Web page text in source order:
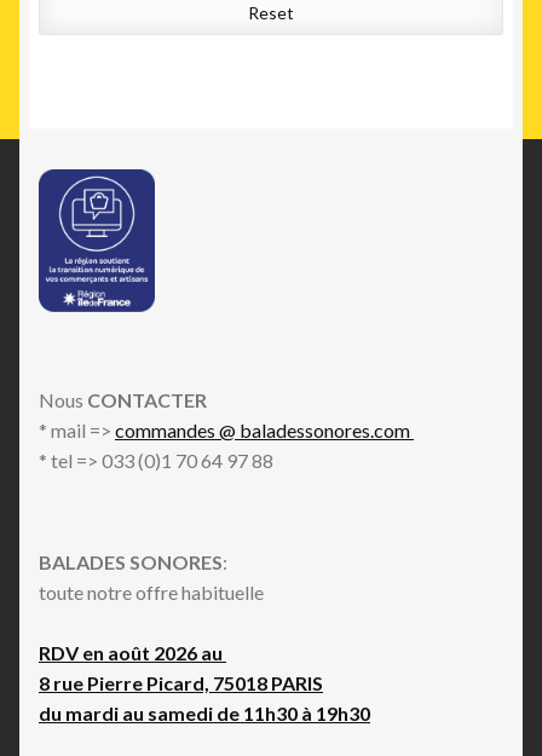
Reset
Nous CONTACTER
* mail => commandes @ baladessonores.com
* tel => 033 (0)1 70 64 97 88
BALADES SONORES:
toute notre offre habituelle
RDV en août 2026 au
8 rue Pierre Picard, 75018 PARIS
du mardi au samedi de 11h30 à 19h30